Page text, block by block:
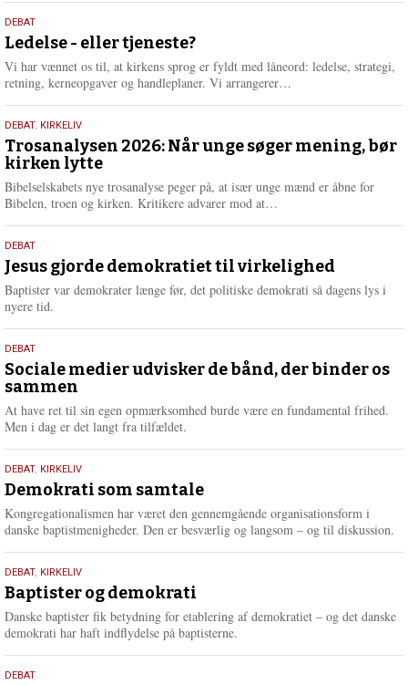
e
r
e
10.
juni
2026
DEBAT
Ledelse - eller tjeneste?
Vi har vænnet os til, at kirkens sprog er fyldt med låneord: ledelse, strategi,
retning, kerneopgaver og handleplaner. Vi arrangerer…
e
2.
juni
2026
DEBAT, KIRKELIV
Trosanalysen 2026: Når unge søger mening, bør
kirken lytte
Bibelselskabets nye trosanalyse peger på, at især unge mænd er åbne for
Bibelen, troen og kirken. Kritikere advarer mod at…
e
r
18.
maj
2026
DEBAT
Jesus gjorde demokratiet til virkelighed
Baptister var demokrater længe før, det politiske demokrati så dagens lys i
nyere tid.
18.
maj
2026
DEBAT
Sociale medier udvisker de bånd, der binder os
sammen
At have ret til sin egen opmærksomhed burde være en fundamental frihed.
Men i dag er det langt fra tilfældet.
18.
maj
2026
DEBAT, KIRKELIV
Demokrati som samtale
Kongregationalismen har været den gennemgående organisationsform i
danske baptistmenigheder. Den er besværlig og langsom – og til diskussion.
18.
maj
2026
DEBAT, KIRKELIV
Baptister og demokrati
Danske baptister fik betydning for etablering af demokratiet – og det danske
demokrati har haft indflydelse på baptisterne.
18.
DEBAT